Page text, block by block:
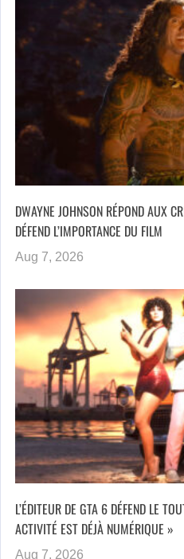
DWAYNE JOHNSON RÉPOND AUX
DÉFEND L’IMPORTANCE DU FILM
Aug 7, 2026
L’ÉDITEUR DE GTA 6 DÉFEND LE
ACTIVITÉ EST DÉJÀ NUMÉRIQUE »
Aug 7, 2026